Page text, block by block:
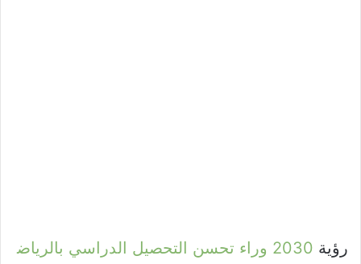
رؤية 2030 وراء تحسن التحصيل الدراسي بالرياض